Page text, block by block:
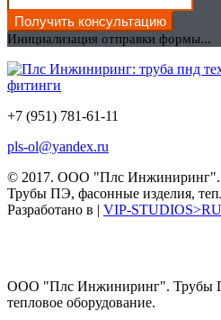
Получить консультацию
Инициализация отправки формы...
+7 (951) 781-61-11
pls-ol@yandex.ru
© 2017. ООО "Плс Инжиниринг".
Трубы ПЭ, фасонные изделия,
Разработано в | VIP-STUDIOS>RU
ООО "Плс Инжиниринг". Трубы
тепловое оборудование.